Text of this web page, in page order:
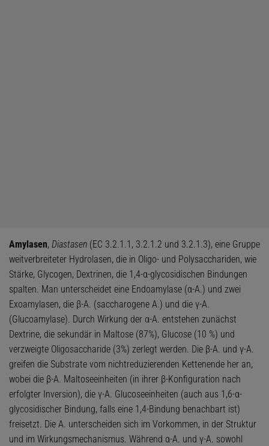
Amylasen, Diastasen (EC 3.2.1.1, 3.2.1.2 und 3.2.1.3), eine Gruppe
weitverbreiteter Hydrolasen, die in Oligo- und Polysacchariden, wie
Stärke, Glycogen, Dextrinen, die 1,4-α-glycosidischen Bindungen
spalten. Man unterscheidet eine Endoamylase (α-A.) und zwei
Exoamylasen, die β-A. (saccharogene A.) und die γ-A.
(Glucoamylase). Durch Wirkung der α-A. entstehen zunächst
Dextrine, die sekundär in Maltose (87%), Glucose (10 %) und
verzweigte Oligosaccharide (3%) zerlegt werden. Die β-A. und γ-A.
greifen die Substrate vom nichtreduzierenden Kettenende her an,
wobei die β-A. Maltoseeinheiten (in ihrer β-Konfiguration nach
erfolgter Inversion), die γ-A. Glucoseeinheiten (auch aus 1,6-α-
glycosidischer Bindung, falls eine 1,4-Bindung benachbart ist)
freisetzt. Die A. unterscheiden sich im Vorkommen, in der Struktur
und im Wirkungsmechanismus. Während α-A. und γ-A. sowohl